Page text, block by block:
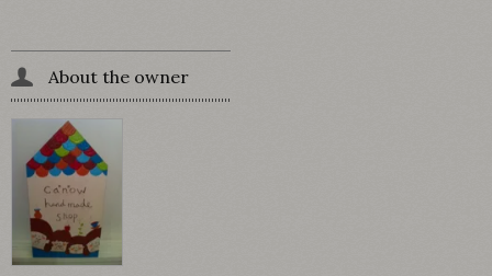
About the owner